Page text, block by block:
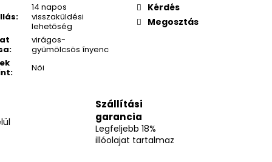
:
14 napos
visszaküldési
lehetőség
:
virágos-
gyümölcsös ínyenc
: Női
Kérdés
Megosztás
Szállítási
garancia
Legfeljebb 18%
illóolajat tartalmaz